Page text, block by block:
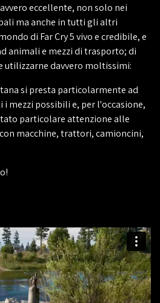
eccellente, non solo nei
ma anche in tutti gli altri
di Far Cry 5 vivo e credibile, e
animali e mezzi di trasporto; di
davvero moltissimi:
si presta particolarmente ad
mezzi possibili e, per l'occasione,
particolare attenzione alle
macchine, trattori, camioncini,